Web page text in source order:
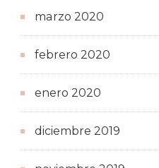
marzo 2020
febrero 2020
enero 2020
diciembre 2019